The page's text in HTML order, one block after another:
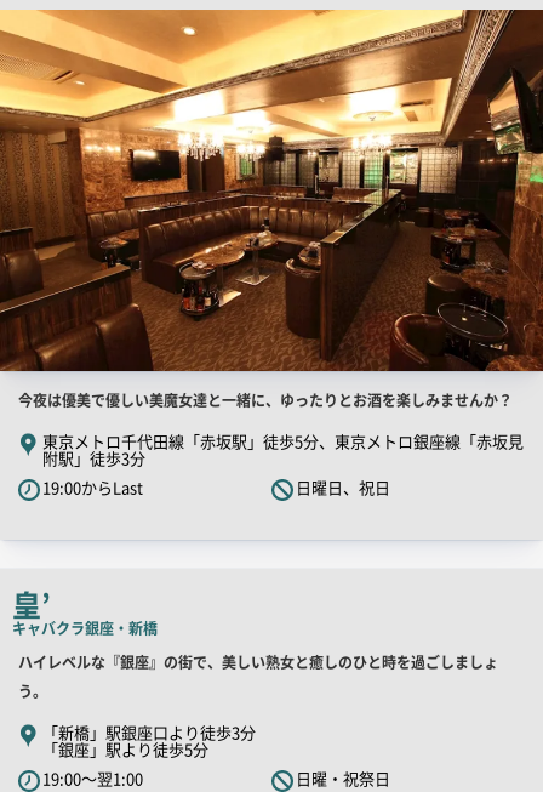
店
舗
PR
画
像
店
舗
PR
キ
ッ
コ
ピ
ー
今夜は優美で優しい美魔女達と一緒に、ゆったりとお酒を楽しみませんか？
東京メトロ千代田線「赤坂駅」徒歩5分、東京メトロ銀座線「赤坂見
附駅」徒歩3分
19:00からLast
日曜日、祝日
皇’
キャバクラ銀座・新橋
店
舗
PR
キ
ャ
ハイレベルな『銀座』の街で、美しい熟女と癒しのひと時を過ごしましょ
う。
「新橋」駅銀座口より徒歩3分
「銀座」駅より徒歩5分
19:00～翌1:00
日曜・祝祭日